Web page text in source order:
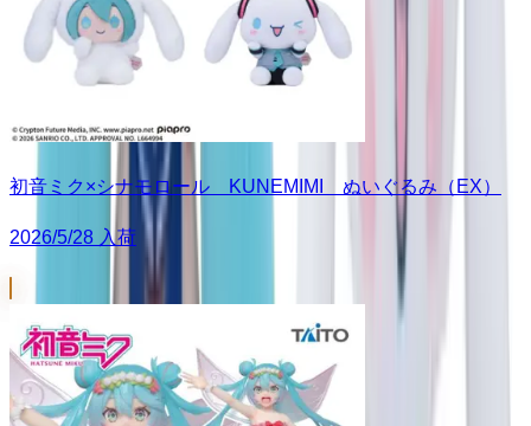
初音ミク×シナモロール KUNEMIMI ぬいぐるみ（EX）
2026/5/28 入荷